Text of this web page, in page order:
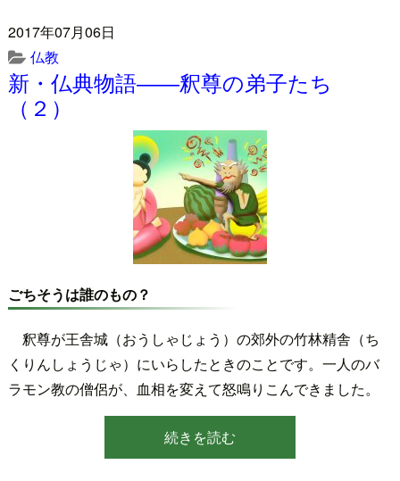
2017年07月06日
仏教
新・仏典物語――釈尊の弟子たち
（２）
ごちそうは誰のもの？
釈尊が王舎城（おうしゃじょう）の郊外の竹林精舎（ち
くりんしょうじゃ）にいらしたときのことです。一人のバ
ラモン教の僧侶が、血相を変えて怒鳴りこんできました。
続きを読む